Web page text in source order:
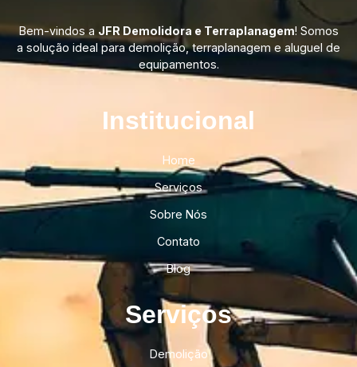
Bem-vindos a JFR Demolidora e Terraplanagem! Somos
a solução ideal para demolição, terraplanagem e aluguel de
equipamentos.
Institucional​
Home
Serviços
Sobre Nós
Contato
Blog
Serviços
Demolição